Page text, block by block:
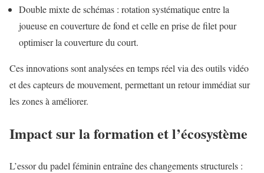
Double mixte de schémas : rotation systématique entre la
joueuse en couverture de fond et celle en prise de filet pour
optimiser la couverture du court.
Ces innovations sont analysées en temps réel via des outils vidéo
et des capteurs de mouvement, permettant un retour immédiat sur
les zones à améliorer.
Impact sur la formation et l’écosystème
L’essor du padel féminin entraîne des changements structurels :